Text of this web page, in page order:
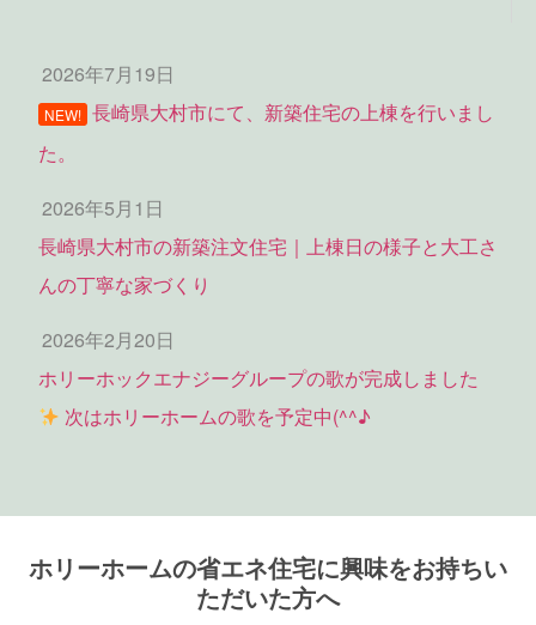
2026年7月19日
NEW! 長崎県大村市にて、新築住宅の上棟を行いまし
た。
2026年5月1日
長崎県大村市の新築注文住宅｜上棟日の様子と大工さ
んの丁寧な家づくり
2026年2月20日
ホリーホックエナジーグループの歌が完成しました
次はホリーホームの歌を予定中(^^♪
ホリーホームの省エネ住宅に興味をお持ちい
ただいた方へ